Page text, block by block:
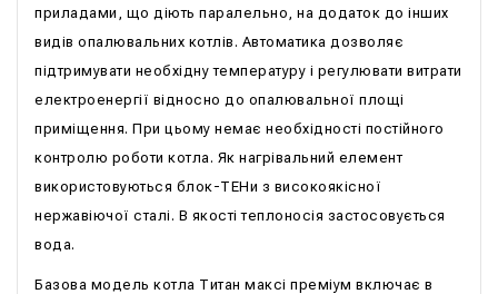
приладами, що діють паралельно, на додаток до інших
видів опалювальних котлів. Автоматика дозволяє
підтримувати необхідну температуру і регулювати витрати
електроенергії відносно до опалювальної площі
приміщення. При цьому немає необхідності постійного
контролю роботи котла. Як нагрівальний елемент
використовуються блок-ТЕНи з високоякісної
нержавіючої сталі. В якості теплоносія застосовується
вода.
Базова модель котла Титан максі преміум включає в